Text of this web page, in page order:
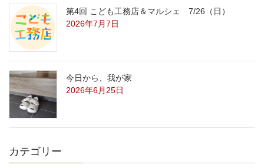
第4回 こども工務店＆マルシェ 7/26（日）
2026年7月7日
今日から、我が家
2026年6月25日
カテゴリー